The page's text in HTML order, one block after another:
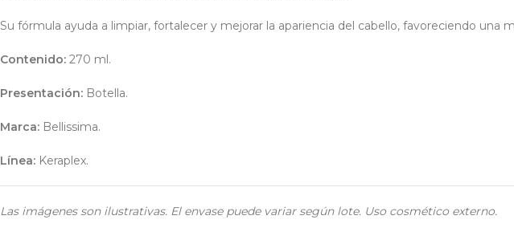
Su fórmula ayuda a limpiar, fortalecer y mejorar la apariencia del cabello, favoreciendo una
Contenido: 270 ml.
Presentación: Botella.
Marca: Bellissima.
Línea: Keraplex.
Las imágenes son ilustrativas. El envase puede variar según lote. Uso cosmético externo.